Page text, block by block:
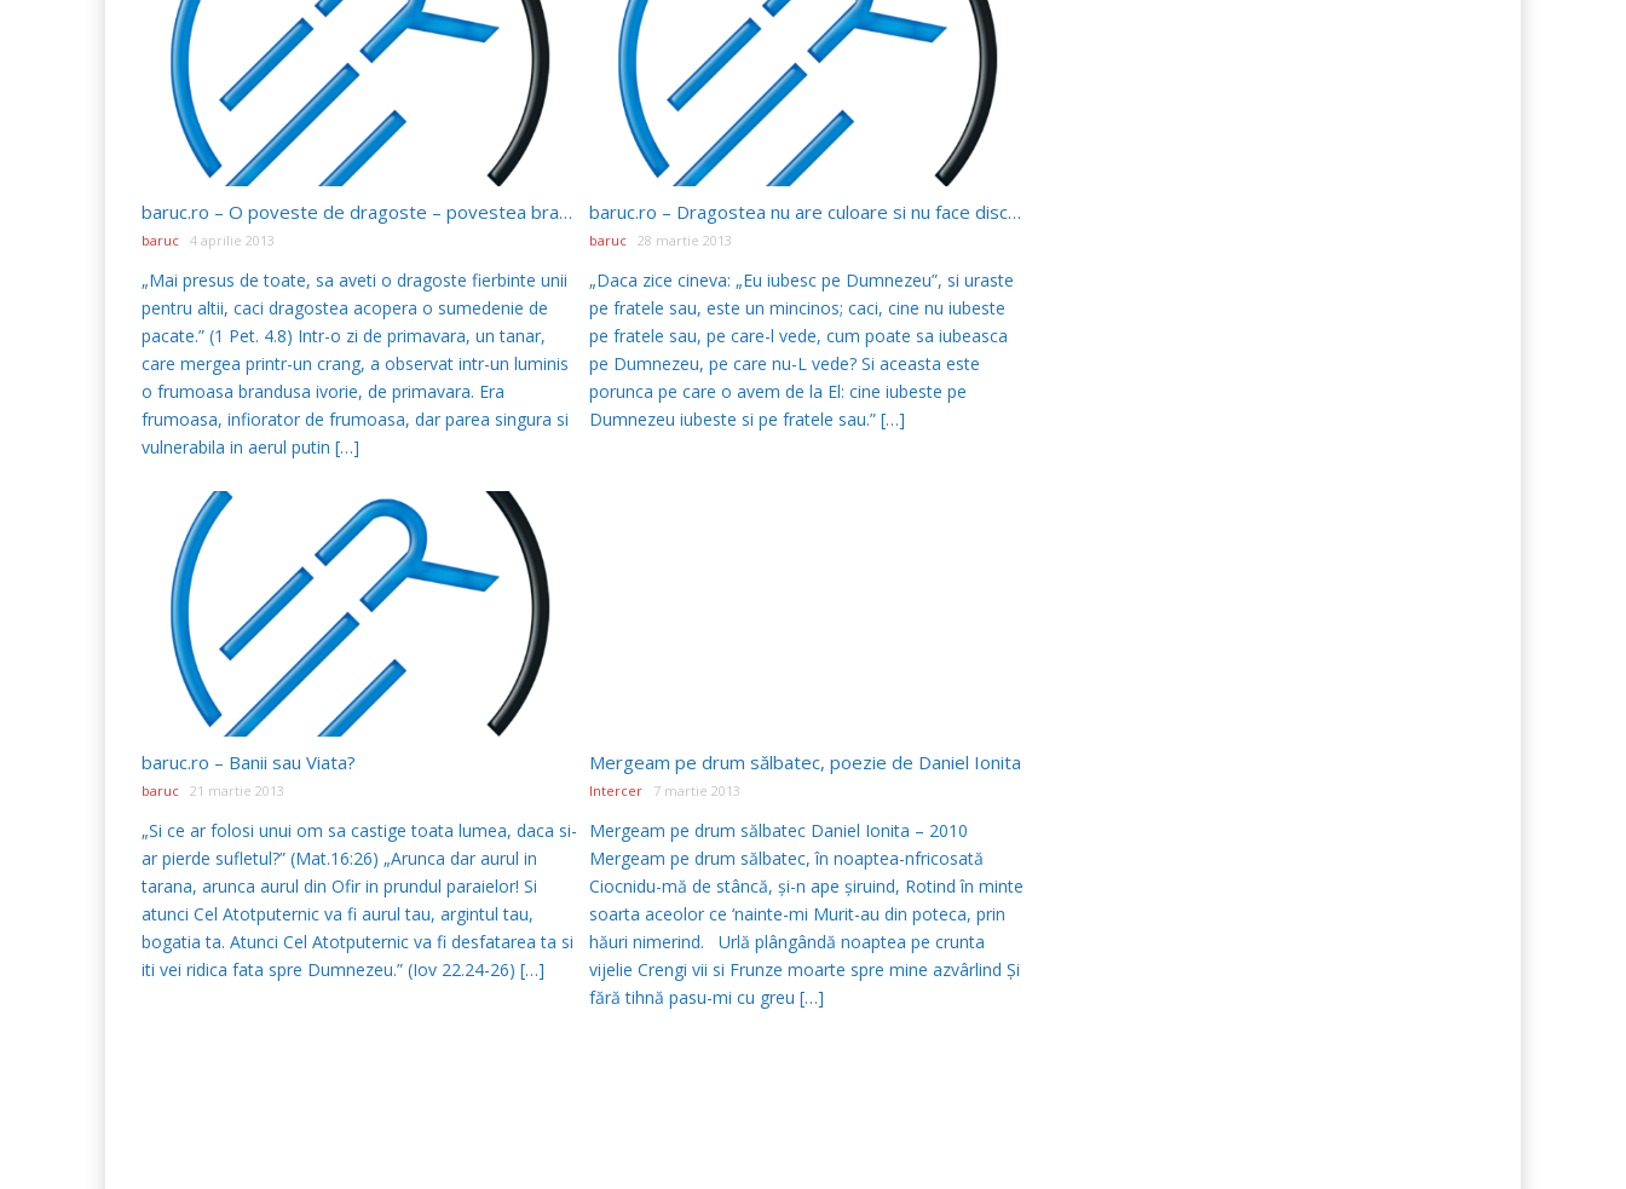
baruc.ro – O poveste de dragoste – povestea brandusei de primavara
baruc 4 aprilie 2013
„Mai presus de toate, sa aveti o dragoste fierbinte unii
pentru altii, caci dragostea acopera o sumedenie de
pacate.” (1 Pet. 4.8) Intr-o zi de primavara, un tanar,
care mergea printr-un crang, a observat intr-un luminis
o frumoasa brandusa ivorie, de primavara. Era
frumoasa, infiorator de frumoasa, dar parea singura si
vulnerabila in aerul putin […]
baruc.ro – Dragostea nu are culoare si nu face discriminare
baruc 28 martie 2013
„Daca zice cineva: „Eu iubesc pe Dumnezeu”, si uraste
pe fratele sau, este un mincinos; caci, cine nu iubeste
pe fratele sau, pe care-l vede, cum poate sa iubeasca
pe Dumnezeu, pe care nu-L vede? Si aceasta este
porunca pe care o avem de la El: cine iubeste pe
Dumnezeu iubeste si pe fratele sau.” […]
baruc.ro – Banii sau Viata?
baruc 21 martie 2013
„Si ce ar folosi unui om sa castige toata lumea, daca si-
ar pierde sufletul?” (Mat.16:26) „Arunca dar aurul in
tarana, arunca aurul din Ofir in prundul paraielor! Si
atunci Cel Atotputernic va fi aurul tau, argintul tau,
bogatia ta. Atunci Cel Atotputernic va fi desfatarea ta si
iti vei ridica fata spre Dumnezeu.” (Iov 22.24-26) […]
Mergeam pe drum sălbatec, poezie de Daniel Ionita
Intercer 7 martie 2013
Mergeam pe drum sălbatec Daniel Ionita – 2010
Mergeam pe drum sălbatec, în noaptea-nfricosată
Ciocnidu-mă de stâncă, și-n ape șiruind, Rotind în minte
soarta aceolor ce ‘nainte-mi Murit-au din poteca, prin
hăuri nimerind. Urlă plângândă noaptea pe crunta
vijelie Crengi vii si Frunze moarte spre mine azvârlind Și
fără tihnă pasu-mi cu greu […]